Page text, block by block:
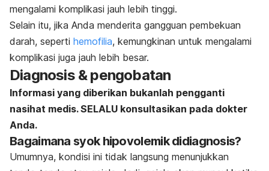
mengalami komplikasi jauh lebih tinggi.
Selain itu, jika Anda menderita gangguan pembekuan
darah, seperti hemofilia, kemungkinan untuk mengalami
komplikasi juga jauh lebih besar.
Diagnosis & pengobatan
Informasi yang diberikan bukanlah pengganti
nasihat medis. SELALU konsultasikan pada dokter
Anda.
Bagaimana syok hipovolemik didiagnosis?
Umumnya, kondisi ini tidak langsung menunjukkan